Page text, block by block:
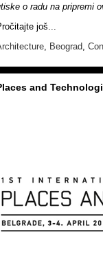
o radu na pripremi
još...
, Beograd,
and